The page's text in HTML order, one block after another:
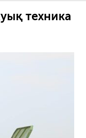
техника